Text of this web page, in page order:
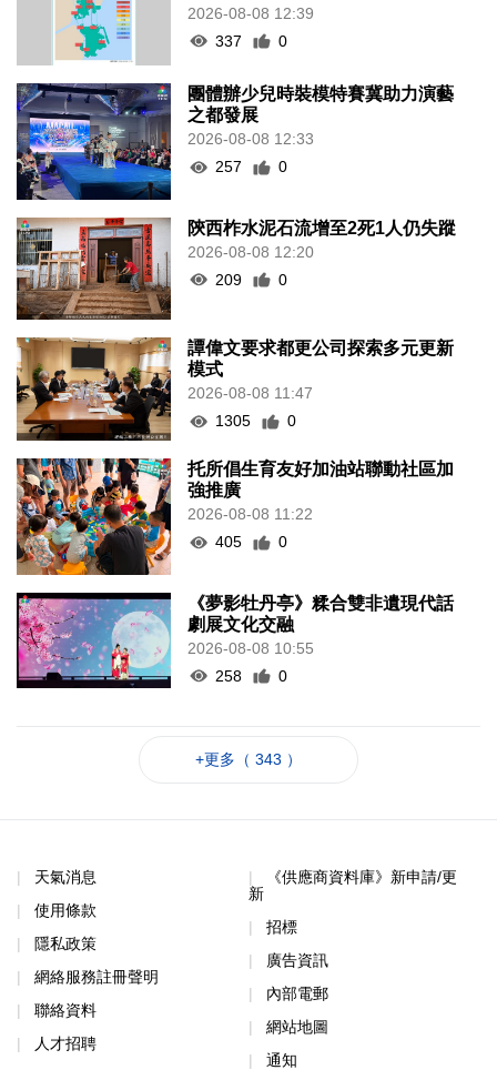
2026-08-08 12:39
337
0
團體辦少兒時裝模特賽冀助力演藝
之都發展
2026-08-08 12:33
257
0
陝西柞水泥石流增至2死1人仍失蹤
2026-08-08 12:20
209
0
譚偉文要求都更公司探索多元更新
模式
2026-08-08 11:47
1305
0
托所倡生育友好加油站聯動社區加
強推廣
2026-08-08 11:22
405
0
《夢影牡丹亭》糅合雙非遺現代話
劇展文化交融
2026-08-08 10:55
258
0
+更多（ 343 ）
天氣消息
使用條款
隱私政策
網絡服務註冊聲明
聯絡資料
人才招聘
《供應商資料庫》新申請/更
新
招標
廣告資訊
內部電郵
網站地圖
通知